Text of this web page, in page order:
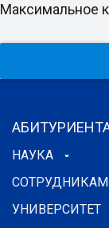
Максимальное
НАУКА
СОТРУДНИКАМ
УНИВЕРСИТЕТ